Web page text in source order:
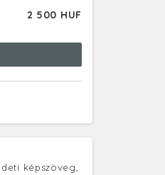
2 500 HUF
képszöveg,